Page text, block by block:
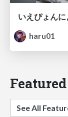
いえぴょん
haru01
Featured
See All